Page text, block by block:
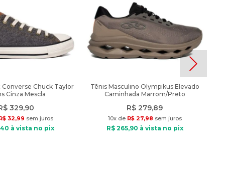
Converse Chuck Taylor
Cinza Mescla
329,90
32,99 sem juros
40 à vista no pix
Tênis Masculino Olympikus Elevado
Caminhada Marrom/Preto
R$ 279,89
10x de R$ 27,98 sem juros
R$ 265,90 à vista no pix